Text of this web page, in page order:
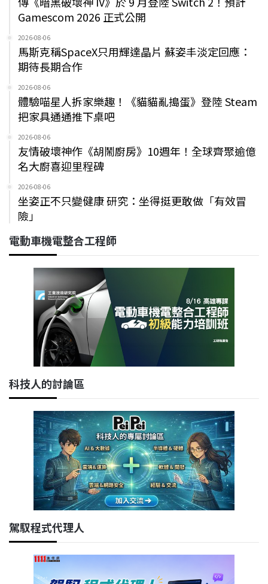
Gamescom 2026 正式公開
2026-08-06
馬斯克稱SpaceX只用輝達晶片 蘇姿丰淡定回應：
期待長期合作
2026-08-06
體驗喵星人拆家樂趣！《貓貓亂搗蛋》登陸 Steam
把家具通通推下桌吧
2026-08-06
友情破壞神作《胡鬧廚房》10週年！全球齊聚逾億
名大廚喜迎里程碑
2026-08-06
坐姿正不只變健康 研究：坐得挺更敢做「有效冒
險」
電動車機電整合工程師
科技人的討論區
駕馭程式代理人